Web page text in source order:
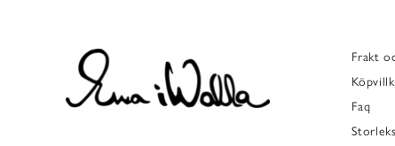
Frakt
Faq